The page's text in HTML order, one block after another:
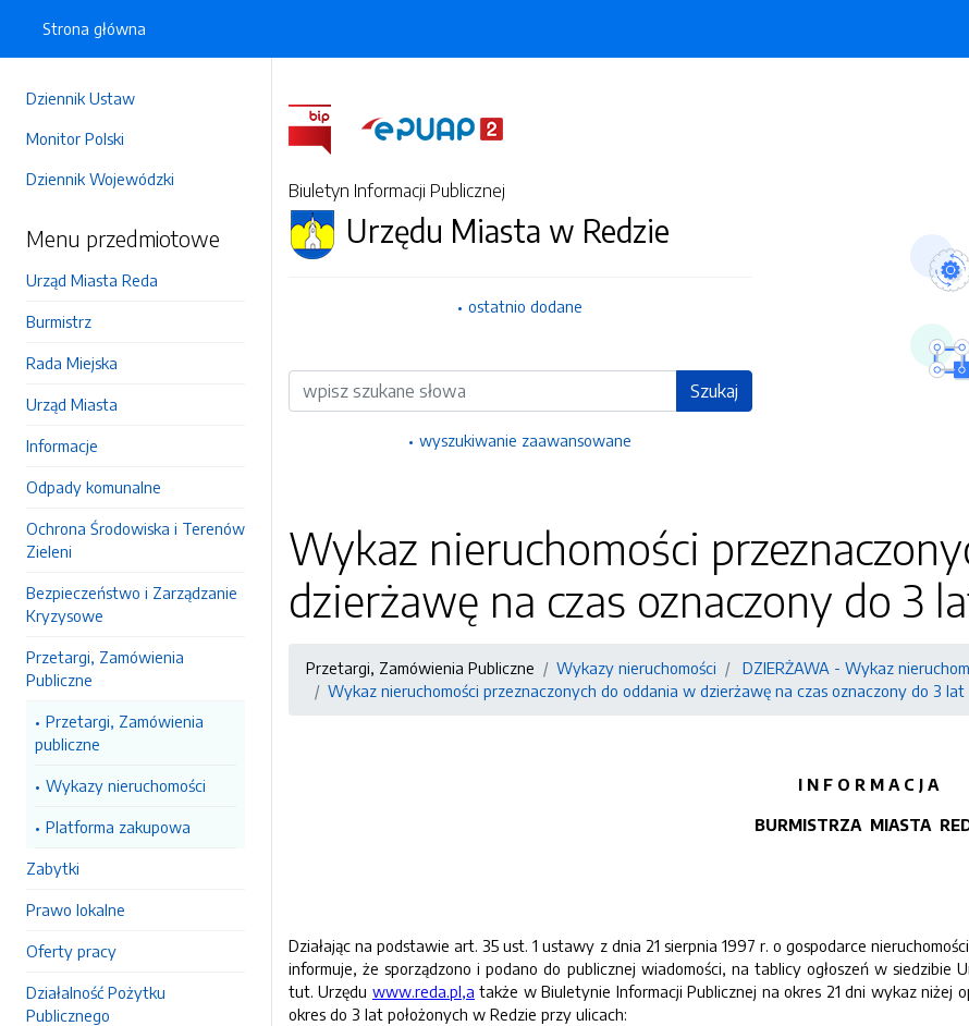
Dziennik Ustaw
Monitor Polski
Dziennik Wojewódzki
Menu przedmiotowe
Urząd Miasta Reda
Burmistrz
Rada Miejska
Urząd Miasta
Informacje
Odpady komunalne
Ochrona Środowiska i Terenów
Zieleni
Bezpieczeństwo i Zarządzanie
Kryzysowe
Przetargi, Zamówienia
Publiczne
Przetargi, Zamówienia
publiczne
Wykazy nieruchomości
Platforma zakupowa
Zabytki
Prawo lokalne
Oferty pracy
Działalność Pożytku
Publicznego
Strona główna
Biuletyn Informacji Publicznej
Urzędu Miasta w Redzie
ostatnio dodane
Wyszukiwarka Szukaj
wyszukiwanie zaawansowane
Wykaz nieruchomości
dzierżawę na czas oznaczony do 3
Przetargi, Zamówienia Publiczne Wykazy nieruchomości
DZIERŻAWA - Wykaz
Wykaz nieruchomości przeznaczonych do oddania w dzierżawę na czas oznaczony do 3 lat
I N F O R M A C J A
BURMISTRZA MIASTA
Działając na podstawie art. 35 ust. 1 ustawy z dnia 21 sierpnia 1997 r. o gospodarce
informuje, że sporządzono i podano do publicznej wiadomości, na tablicy ogłoszeń w
tut. Urzędu www.reda.pl,a także w Biuletynie Informacji Publicznej na okres 21 dni wykaz niżej
okres do 3 lat położonych w Redzie przy ulicach: